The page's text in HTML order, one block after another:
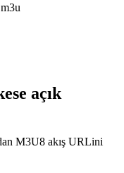
açık
M3U8 akış URLini